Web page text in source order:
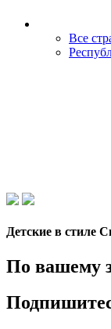
Все
Детские в стиле
По вашему